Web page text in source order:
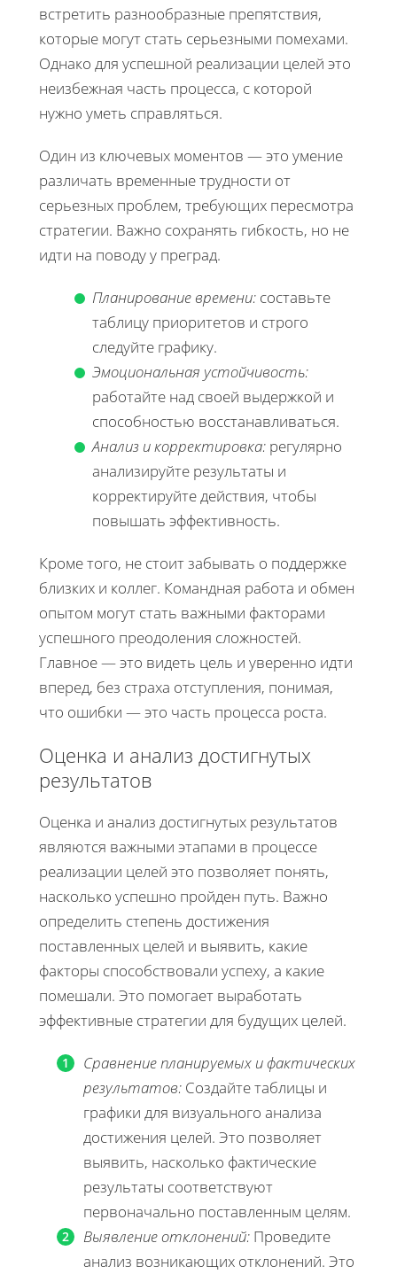
встретить разнообразные препятствия,
которые могут стать серьезными помехами.
Однако для успешной реализации целей это
неизбежная часть процесса, с которой
нужно уметь справляться.
Один из ключевых моментов — это умение
различать временные трудности от
серьезных проблем, требующих пересмотра
стратегии. Важно сохранять гибкость, но не
идти на поводу у преград.
Планирование времени: составьте
таблицу приоритетов и строго
следуйте графику.
Эмоциональная устойчивость:
работайте над своей выдержкой и
способностью восстанавливаться.
Анализ и корректировка: регулярно
анализируйте результаты и
корректируйте действия, чтобы
повышать эффективность.
Кроме того, не стоит забывать о поддержке
близких и коллег. Командная работа и обмен
опытом могут стать важными факторами
успешного преодоления сложностей.
Главное — это видеть цель и уверенно идти
вперед, без страха отступления, понимая,
что ошибки — это часть процесса роста.
Оценка и анализ достигнутых
результатов
Оценка и анализ достигнутых результатов
являются важными этапами в процессе
реализации целей это позволяет понять,
насколько успешно пройден путь. Важно
определить степень достижения
поставленных целей и выявить, какие
факторы способствовали успеху, а какие
помешали. Это помогает выработать
эффективные стратегии для будущих целей.
Сравнение планируемых и фактических
результатов: Создайте таблицы и
графики для визуального анализа
достижения целей. Это позволяет
выявить, насколько фактические
результаты соответствуют
первоначально поставленным целям.
Выявление отклонений: Проведите
анализ возникающих отклонений. Это